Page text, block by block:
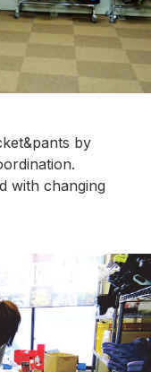
by
with changing